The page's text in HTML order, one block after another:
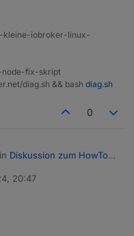
kleine-iobroker-linux-
node-fix-skript
diag.sh && bash diag.sh
0
Diskussion zum HowTo
Backups....
311 Updates beim
verpennt. Das
20:47